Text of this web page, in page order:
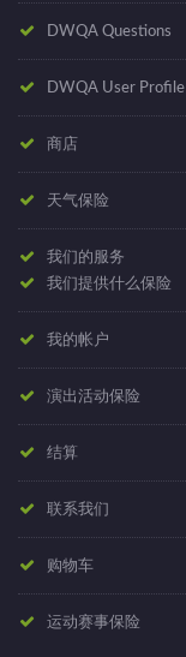
DWQA Questions
DWQA User Profile
商店
天气保险
我们的服务
我们提供什么保险
我的帐户
演出活动保险
结算
联系我们
购物车
运动赛事保险